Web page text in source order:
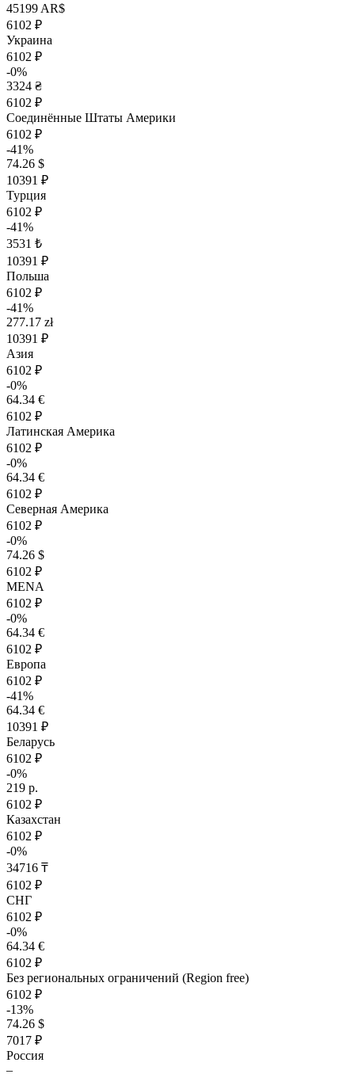
45199 AR$
6102 ₽
Украина
6102 ₽
-0%
3324 ₴
6102 ₽
Соединённые Штаты Америки
6102 ₽
-41%
74.26 $
10391 ₽
Турция
6102 ₽
-41%
3531 ₺
10391 ₽
Польша
6102 ₽
-41%
277.17 zł
10391 ₽
Азия
6102 ₽
-0%
64.34 €
6102 ₽
Латинская Америка
6102 ₽
-0%
64.34 €
6102 ₽
Северная Америка
6102 ₽
-0%
74.26 $
6102 ₽
MENA
6102 ₽
-0%
64.34 €
6102 ₽
Европа
6102 ₽
-41%
64.34 €
10391 ₽
Беларусь
6102 ₽
-0%
219 р.
6102 ₽
Казахстан
6102 ₽
-0%
34716 ₸
6102 ₽
СНГ
6102 ₽
-0%
64.34 €
6102 ₽
Без региональных ограничений (Region free)
6102 ₽
-13%
74.26 $
7017 ₽
Россия
–